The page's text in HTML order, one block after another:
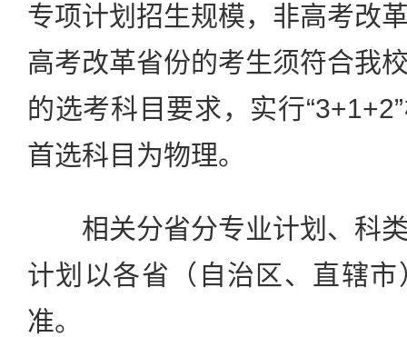
专项计划招生规模，非高考改
高考改革省份的考生须符合我
的选考科目要求，实行
首选科目为物理。
相关分省分专业计划、科类
计划以各省（自治区、直辖
准。